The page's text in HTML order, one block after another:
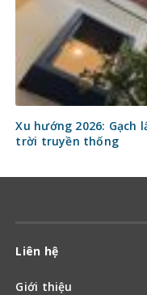
Xu hướng 2026: Gạch
trời truyền thống
Liên hệ
Giới thiệu